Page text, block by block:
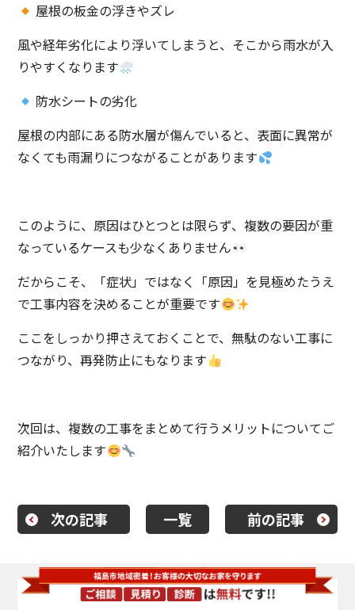
屋根の板金の浮きやズレ
風や経年劣化により浮いてしまうと、そこから雨水が入
りやすくなります
防水シートの劣化
屋根の内部にある防水層が傷んでいると、表面に異常が
なくても雨漏りにつながることがあります
このように、原因はひとつとは限らず、複数の要因が重
なっているケースも少なくありません
だからこそ、「症状」ではなく「原因」を見極めたうえ
で工事内容を決めることが重要です
ここをしっかり押さえておくことで、無駄のない工事に
つながり、再発防止にもなります
次回は、複数の工事をまとめて行うメリットについてご
紹介いたします
次の記事 一覧 前の記事